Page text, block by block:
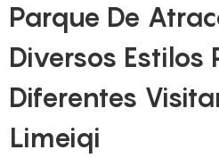
Parque De
Diversos Estilos
Diferentes
Limeiqi